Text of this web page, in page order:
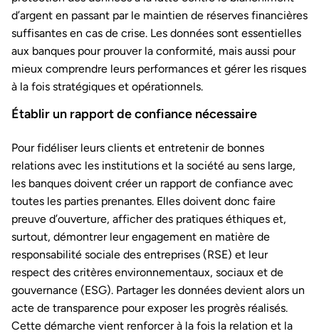
d’argent en passant par le maintien de réserves financières
suffisantes en cas de crise. Les données sont essentielles
aux banques pour prouver la conformité, mais aussi pour
mieux comprendre leurs performances et gérer les risques
à la fois stratégiques et opérationnels.
Établir un rapport de confiance nécessaire
Pour fidéliser leurs clients et entretenir de bonnes
relations avec les institutions et la société au sens large,
les banques doivent créer un rapport de confiance avec
toutes les parties prenantes. Elles doivent donc faire
preuve d’ouverture, afficher des pratiques éthiques et,
surtout, démontrer leur engagement en matière de
responsabilité sociale des entreprises (RSE) et leur
respect des critères environnementaux, sociaux et de
gouvernance (ESG). Partager les données devient alors un
acte de transparence pour exposer les progrès réalisés.
Cette démarche vient renforcer à la fois la relation et la